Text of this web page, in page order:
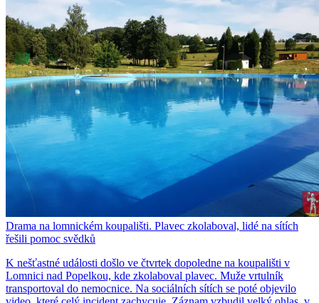
Drama na lomnickém koupališti. Plavec zkolaboval, lidé na sítích
řešili pomoc svědků
K nešťastné události došlo ve čtvrtek dopoledne na koupališti v
Lomnici nad Popelkou, kde zkolaboval plavec. Muže vrtulník
transportoval do nemocnice. Na sociálních sítích se poté objevilo